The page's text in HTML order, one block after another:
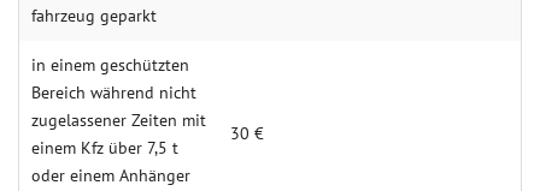
fahr­zeug ge­­parkt
in einem geschüt­­zten
Bereich während nicht
zugelas­­sener Zeiten mit
einem Kfz über 7,5 t
oder einem An­­hänger
30 €